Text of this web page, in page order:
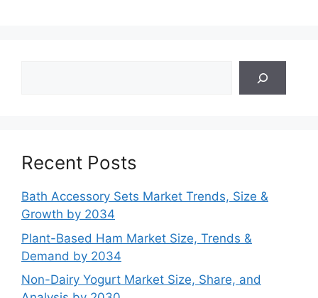
Recent Posts
Bath Accessory Sets Market Trends, Size &
Growth by 2034
Plant-Based Ham Market Size, Trends &
Demand by 2034
Non-Dairy Yogurt Market Size, Share, and